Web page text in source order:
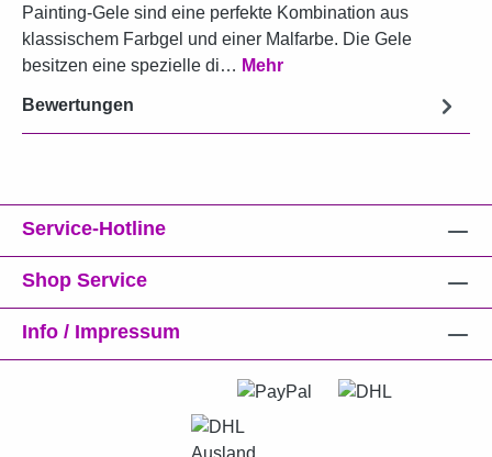
Painting-Gele sind eine perfekte Kombination aus
klassischem Farbgel und einer Malfarbe. Die Gele
besitzen eine spezielle di… Mehr
Bewertungen
Service-Hotline
Shop Service
Info / Impressum